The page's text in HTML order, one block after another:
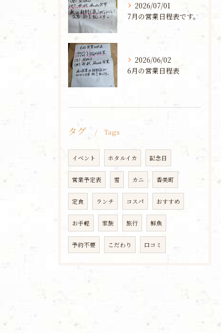
2026/07/01
7月の営業日程表です。
2026/06/02
6月の営業日程表
タグ Tags
イベント ホタルイカ 記念日
営業予定表 雪 カニ 香美町
定食 ランチ コスパ おすすめ
お手軽 家族 旅行 鮮魚
予約不要 こだわり 口コミ